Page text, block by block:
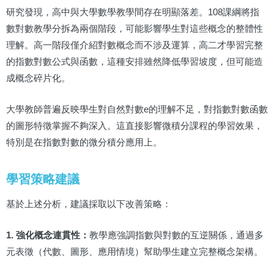
研究發現，高中與大學數學教學間存在明顯落差。108課綱將指
數對數教學分拆為兩個階段，可能影響學生對這些概念的整體性
理解。高一階段僅介紹對數概念而不涉及運算，高二才學習完整
的指數對數公式與函數，這種安排雖然降低學習坡度，但可能造
成概念碎片化。
大學教師普遍反映學生對自然對數e的理解不足，對指數對數函數
的圖形特徵掌握不夠深入。這直接影響微積分課程的學習效果，
特別是在指數對數的微分積分應用上。
學習策略建議
基於上述分析，建議採取以下改善策略：
1. 強化概念連貫性： 教學應強調指數與對數的互逆關係，通過多
元表徵（代數、圖形、應用情境）幫助學生建立完整概念架構。